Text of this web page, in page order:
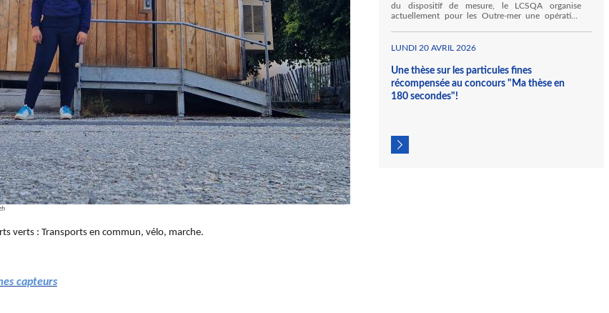
verts : Transports en commun, vélo, marche.
capteurs
du dispositif de mesure, le LCSQA organise
actuellement pour les Outre-mer une opération
inorganiques. Ainsi, Atmo Réunion accueille, au
et l'Ineris au titre de ses travaux pour le LCSQA.
LUNDI 20 AVRIL 2026
Une thèse sur les particules fines
récompensée au concours "Ma thèse en
180 secondes"!